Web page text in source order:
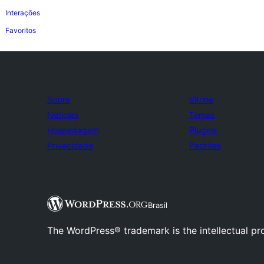
Interações
Favoritos
Sobre
Notícias
Hospedagem
Privacidade
Vitrine
Temas
Plugins
Padrões
Brasil
The WordPress® trademark is the intellectual